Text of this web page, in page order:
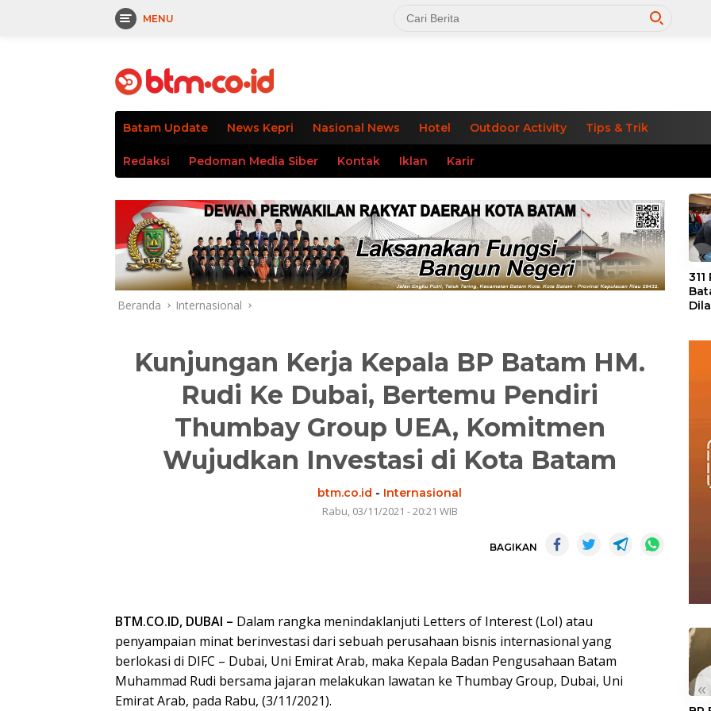
MENU
Batam Update News Kepri Nasional News Hotel Outdoor Activity Tips & Trik
Redaksi Pedoman Media Siber Kontak Iklan Karir
Beranda Internasional
Kunjungan Kerja Kepala BP Batam HM.
Rudi Ke Dubai, Bertemu Pendiri
Thumbay Group UEA, Komitmen
Wujudkan Investasi di Kota Batam
btm.co.id - Internasional
Rabu, 03/11/2021 - 20:21 WIB
BAGIKAN
BTM.CO.ID, DUBAI – Dalam rangka menindaklanjuti Letters of Interest (LoI) atau
penyampaian minat berinvestasi dari sebuah perusahaan bisnis internasional yang
berlokasi di DIFC – Dubai, Uni Emirat Arab, maka Kepala Badan Pengusahaan Batam
Muhammad Rudi bersama jajaran melakukan lawatan ke Thumbay Group, Dubai, Uni
Emirat Arab, pada Rabu, (3/11/2021).
«
«